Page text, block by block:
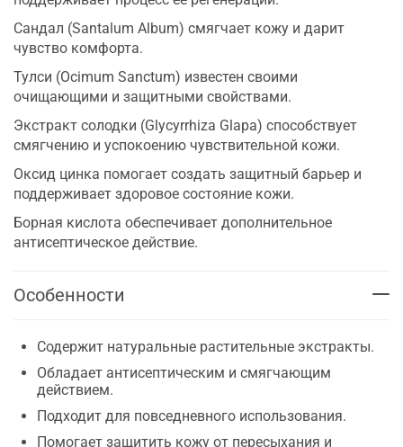
Сандал (Santalum Album) смягчает кожу и дарит
чувство комфорта.
Тулси (Ocimum Sanctum) известен своими
очищающими и защитными свойствами.
Экстракт солодки (Glycyrrhiza Glapa) способствует
смягчению и успокоению чувствительной кожи.
Оксид цинка помогает создать защитный барьер и
поддерживает здоровое состояние кожи.
Борная кислота обеспечивает дополнительное
антисептическое действие.
Особенности
Содержит натуральные растительные экстракты.
Обладает антисептическим и смягчающим
действием.
Подходит для повседневного использования.
Помогает защитить кожу от пересыхания и